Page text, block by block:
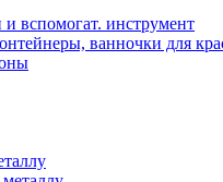
вспомогат. инструмент
ванночки для